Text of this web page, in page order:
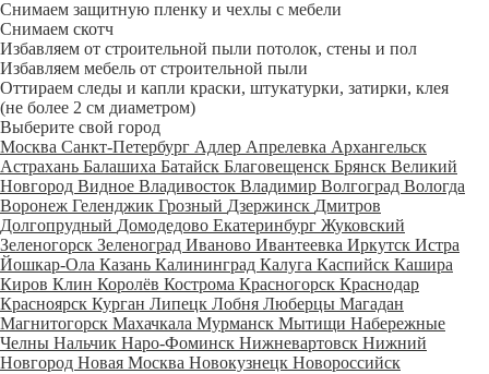
Снимаем защитную пленку и чехлы с мебели
Снимаем скотч
Избавляем от строительной пыли потолок, стены и пол
Избавляем мебель от строительной пыли
Оттираем следы и капли краски, штукатурки, затирки, клея
(не более 2 см диаметром)
Выберите свой город
Москва Санкт-Петербург Адлер Апрелевка Архангельск
Астрахань Балашиха Батайск Благовещенск Брянск Великий
Новгород Видное Владивосток Владимир Волгоград Вологда
Воронеж Геленджик Грозный Дзержинск Дмитров
Долгопрудный Домодедово Екатеринбург Жуковский
Зеленогорск Зеленоград Иваново Ивантеевка Иркутск Истра
Йошкар-Ола Казань Калининград Калуга Каспийск Кашира
Киров Клин Королёв Кострома Красногорск Краснодар
Красноярск Курган Липецк Лобня Люберцы Магадан
Магнитогорск Махачкала Мурманск Мытищи Набережные
Челны Нальчик Наро-Фоминск Нижневартовск Нижний
Новгород Новая Москва Новокузнецк Новороссийск